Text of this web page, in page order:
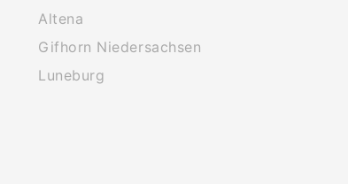
Altena
Gifhorn Niedersachsen
Luneburg